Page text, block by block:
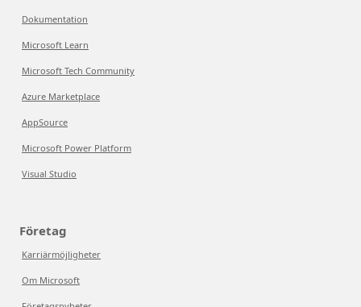
Dokumentation
Microsoft Learn
Microsoft Tech Community
Azure Marketplace
AppSource
Microsoft Power Platform
Visual Studio
Företag
Karriärmöjligheter
Om Microsoft